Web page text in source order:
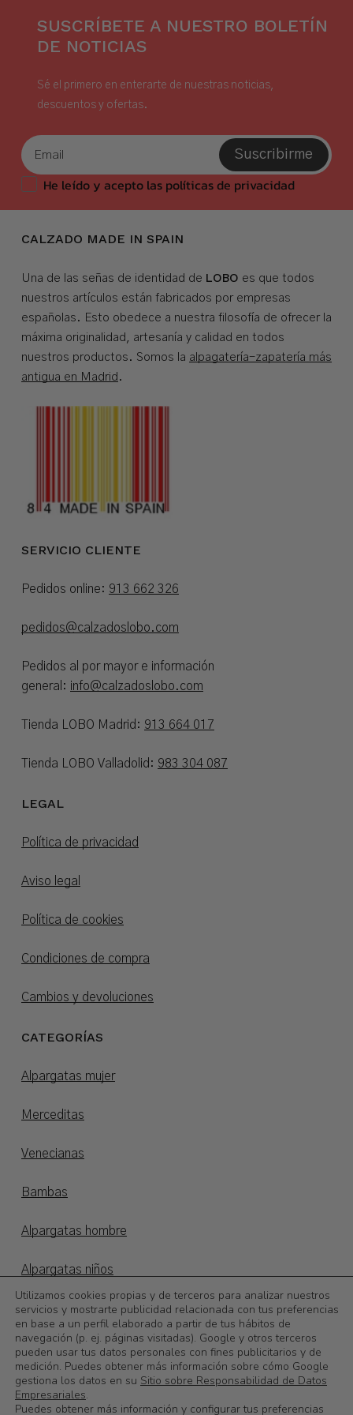
Subtotal: 0,00€
SUSCRÍBETE A NUESTRO BOLETÍN
DE NOTICIAS
Sé el primero en enterarte de nuestras noticias,
descuentos y ofertas.
Suscribirme
He leído y acepto las políticas de privacidad
CALZADO MADE IN SPAIN
Una de las señas de identidad de LOBO es que todos
nuestros artículos están fabricados por empresas
españolas. Esto obedece a nuestra filosofía de ofrecer la
máxima originalidad, artesanía y calidad en todos
nuestros productos. Somos la alpagatería-zapatería más
antigua en Madrid .
SERVICIO CLIENTE
Pedidos online: 913 662 326
pedidos@calzadoslobo.com
Pedidos al por mayor e información
general: info@calzadoslobo.com
Tienda LOBO Madrid: 913 664 017
Tienda LOBO Valladolid: 983 304 087
LEGAL
Política de privacidad
Aviso legal
Política de cookies
Condiciones de compra
Cambios y devoluciones
CATEGORÍAS
Alpargatas mujer
Merceditas
Venecianas
Bambas
Alpargatas hombre
Alpargatas niños
Otoño/invierno
©2026Calzadoslobo
Utilizamos cookies propias y de terceros para analizar nuestros
servicios y mostrarte publicidad relacionada con tus preferencias
en base a un perfil elaborado a partir de tus hábitos de
navegación (p. ej. páginas visitadas). Google y otros terceros
pueden usar tus datos personales con fines publicitarios y de
medición. Puedes obtener más información sobre cómo Google
gestiona los datos en su Sitio sobre Responsabilidad de Datos
Empresariales.
Puedes obtener más información y configurar tus preferencias